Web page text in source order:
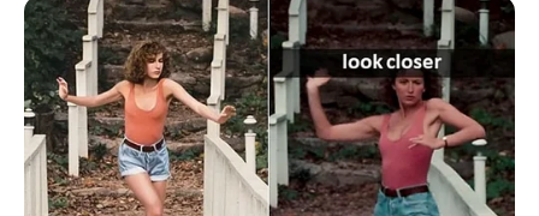
Câmara dos Deputados: anuênios, triênios,
quinquênios, sexta-parte e licenças-prêmio
entram no debate.
FNARAS em Brasília: Senado pode
promulgar PEC 14 em semana de